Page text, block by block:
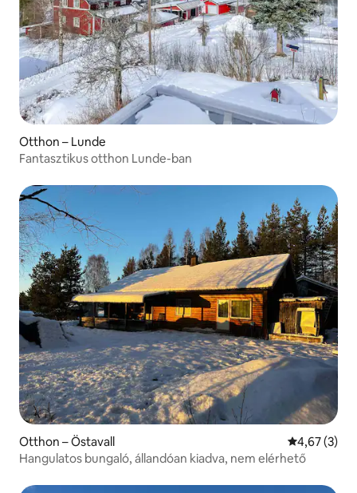
Otthon – Lunde
Fantasztikus otthon Lunde-ban
Otthon – Östavall Átlagos
4,67 (3)
Hangulatos bungaló, állandóan kiadva, nem elérhető